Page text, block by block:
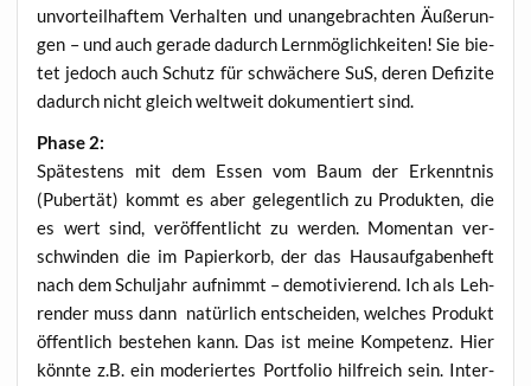
unvor­teil­haf­tem Ver­hal­ten und unan­ge­brach­ten Äuße­run­
gen – und auch gera­de dadurch Lern­mög­lich­kei­ten! Sie bie­
tet jedoch auch Schutz für schwä­che­re SuS, deren Defi­zi­te
dadurch nicht gleich welt­weit doku­men­tiert sind.
Pha­se 2:
Spä­tes­tens mit dem Essen vom Baum der Erkennt­nis
(Puber­tät) kommt es aber gele­gent­lich zu Pro­duk­ten, die
es wert sind, ver­öf­fent­licht zu wer­den. Momen­tan ver­
schwin­den die im Papier­korb, der das Haus­auf­ga­ben­heft
nach dem Schul­jahr auf­nimmt – demo­ti­vie­rend. Ich als Leh­
ren­der muss dann natür­lich ent­schei­den, wel­ches Pro­dukt
öffent­lich bestehen kann. Das ist mei­ne Kom­pe­tenz. Hier
könn­te z.B. ein mode­rier­tes Port­fo­lio hilf­reich sein. Inter­